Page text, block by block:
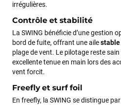
irrégulières.
Contrôle et stabilité
La SWING bénéficie d’une gestion
bord de fuite, offrant une aile
plage de vent. Le pilotage reste
excellente tenue en main lors des
vent forcit.
Freefly et surf foil
En freefly, la SWING se distingue